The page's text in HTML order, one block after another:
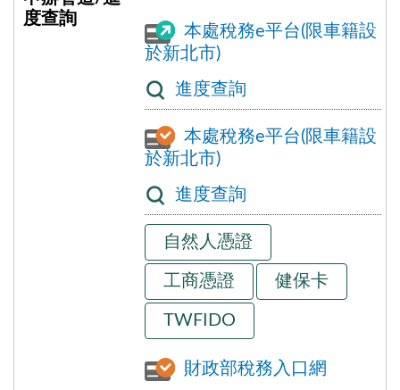
本處稅務e平台(限車籍設
於新北市)
進度查詢
本處稅務e平台(限車籍設
於新北市)
進度查詢
自然人憑證
工商憑證 健保卡
TWFIDO
財政部稅務入口網